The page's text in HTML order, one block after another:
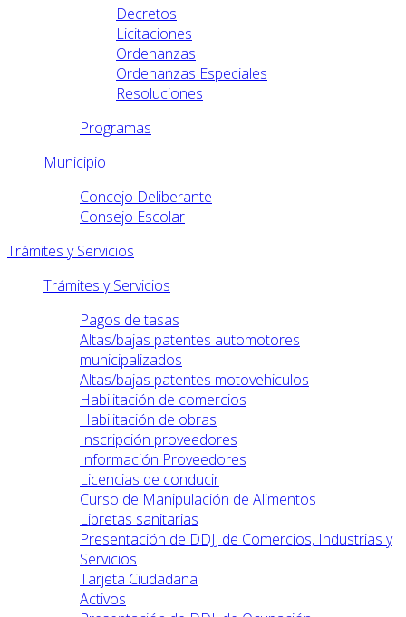
Decretos
Licitaciones
Ordenanzas
Ordenanzas Especiales
Resoluciones
Programas
Municipio
Concejo Deliberante
Consejo Escolar
Trámites y Servicios
Trámites y Servicios
Pagos de tasas
Altas/bajas patentes automotores
municipalizados
Altas/bajas patentes motovehiculos
Habilitación de comercios
Habilitación de obras
Inscripción proveedores
Información Proveedores
Licencias de conducir
Curso de Manipulación de Alimentos
Libretas sanitarias
Presentación de DDJJ de Comercios, Industrias y
Servicios
Tarjeta Ciudadana
Activos